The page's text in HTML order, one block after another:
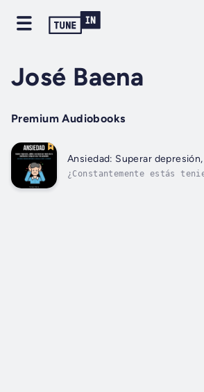
José Baena
Premium Audiobooks
Ansiedad: Superar
¿Constantemente estás